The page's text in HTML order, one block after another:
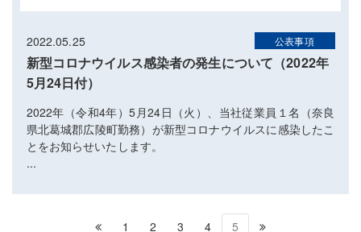
2022.05.25 公表事項
新型コロナウイルス感染者の発生について（2022年
5月24日付）
2022年（令和4年）5月24日（火）、当社従業員１名（奈良
県北葛城郡広陵町勤務）が新型コロナウイルスに感染したこ
とをお知らせいたします。
...
1 2 3 4 5